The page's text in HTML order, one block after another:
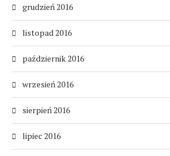
grudzień 2016
listopad 2016
październik 2016
wrzesień 2016
sierpień 2016
lipiec 2016